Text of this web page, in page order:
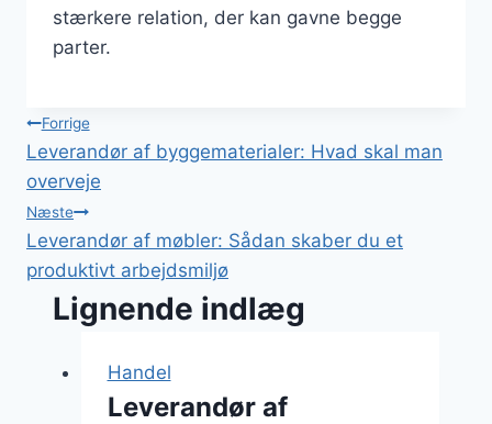
stærkere relation, der kan gavne begge
parter.
Indlægsnavigation
Forrige
Leverandør af byggematerialer: Hvad skal man
overveje
Næste
Leverandør af møbler: Sådan skaber du et
produktivt arbejdsmiljø
Lignende indlæg
Handel
Leverandør af